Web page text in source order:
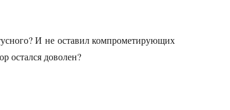
И не оставил компрометирующих
остался доволен?